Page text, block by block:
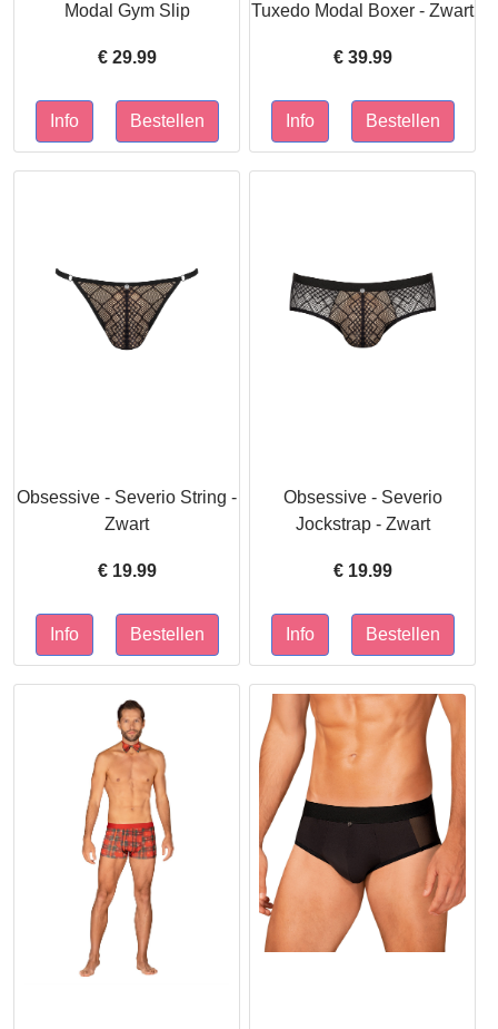
Modal Gym Slip
€ 29.99
Tuxedo Modal Boxer - Zwart
€ 39.99
Obsessive - Severio String -
Zwart
€ 19.99
Obsessive - Severio
Jockstrap - Zwart
€ 19.99